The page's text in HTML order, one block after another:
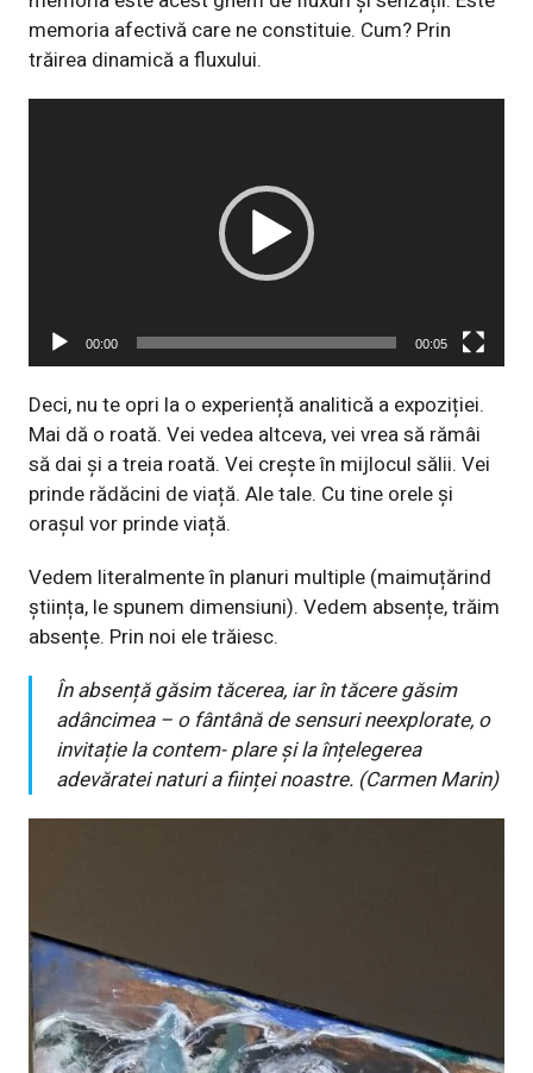
memoria afectivă care ne constituie. Cum? Prin
trăirea dinamică a fluxului.
00:00 00:05
Deci, nu te opri la o experiență analitică a expoziției.
Mai dă o roată. Vei vedea altceva, vei vrea să rămâi
să dai și a treia roată. Vei crește în mijlocul sălii. Vei
prinde rădăcini de viață. Ale tale. Cu tine orele și
orașul vor prinde viață.
Vedem literalmente în planuri multiple (maimuțărind
știința, le spunem dimensiuni). Vedem absențe, trăim
absențe. Prin noi ele trăiesc.
În absență găsim tăcerea, iar în tăcere găsim
adâncimea – o fântână de sensuri neexplorate, o
invitație la contem- plare și la înțelegerea
adevăratei naturi a ființei noastre. (Carmen Marin)